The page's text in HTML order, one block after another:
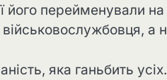
його перейменували
а
яка ганьбить